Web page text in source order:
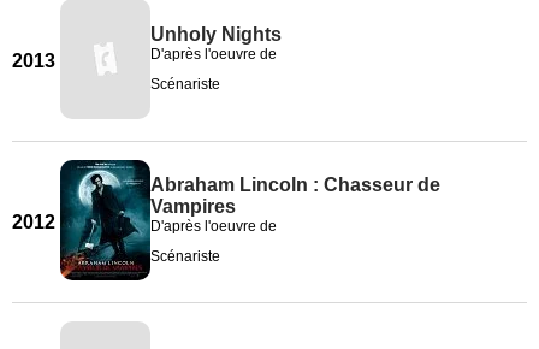
2013
Unholy Nights
D'après l'oeuvre de
Scénariste
2012
Abraham Lincoln : Chasseur de
Vampires
D'après l'oeuvre de
Scénariste